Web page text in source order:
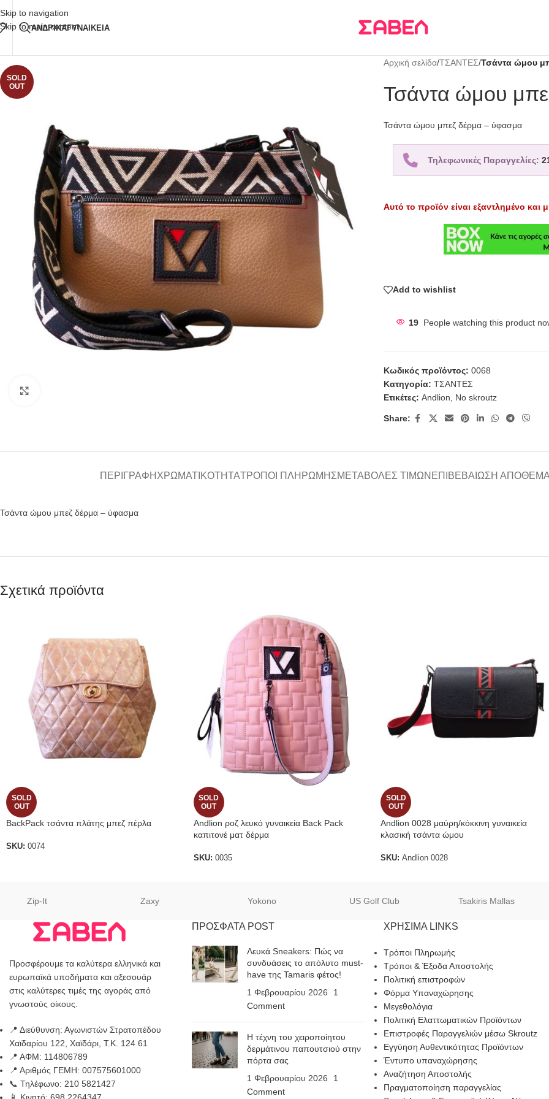
Skip to navigation
Skip to main content
Δωρεάν Μεταφορικά
ΑΝΔΡΙΚΑΓΥΝΑΙΚΕΙΑ
SOLD
OUT
Αρχική σελίδα/ΤΣΑΝΤΕΣ/Τσάντα ώμου
Τσάντα ώμου
Τσάντα ώμου μπεζ δέρμα – ύφασμα
Τηλεφωνικές Παραγγελίες:
Αυτό το προϊόν είναι εξαντλημένο και
Add to wishlist
19 People watching this product
Κωδικός προϊόντος: 0068
Κατηγορία: ΤΣΑΝΤΕΣ
Ετικέτες: Andlion No skroutz
Share:
ΠΕΡΙΓΡΑΦΉ ΧΡΩΜΑΤΙΚΌΤΗΤΑΤΡΌΠΟΙ ΠΛΗΡΩΜΉΣΜΕΤΑΒΟΛΈΣ ΤΙΜΏΝ ΕΠΙΒΕΒΑΊΩΣΗ
Τσάντα ώμου μπεζ δέρμα – ύφασμα
Σχετικά προϊόντα
SOLD
OUT
BackPack τσάντα πλάτης μπεζ πέρλα
SKU: 0074
SOLD
OUT
Andlion ροζ λευκό γυναικεία Back Pack
καπιτονέ ματ δέρμα
SKU: 0035
SOLD
OUT
Andlion 0028 μαύρη/κόκκινη γυναικεία
κλασική τσάντα ώμου
SKU: Andlion 0028
Zip-It Zaxy Yokono US Golf Club Tsakiris Mallas
Προσφέρουμε τα καλύτερα ελληνικά και
ευρωπαϊκά υποδήματα και αξεσουάρ
στις καλύτερες τιμές της αγοράς από
γνωστούς οίκους.
📍 Διεύθυνση: Αγωνιστών Στρατοπέδου
Χαϊδαρίου 122, Χαϊδάρι, Τ.Κ. 124 61
📍 ΑΦΜ: 114806789
📍 Αριθμός ΓΕΜΗ: 007575601000
📞 Τηλέφωνο: 210 5821427
ΠΡΟΣΦΑΤΑ POST
Λευκά Sneakers: Πώς να
συνδυάσεις το απόλυτο must-
have της Tamaris φέτος!
1 Φεβρουαρίου 2026
1
Comment
Η τέχνη του χειροποίητου
δερμάτινου παπουτσιού στην
πόρτα σας
1 Φεβρουαρίου 2026
1
Comment
ΧΡΗΣΙΜΑ LINKS
Τρόποι Πληρωμής
Τρόποι & Έξοδα Αποστολής
Πολιτική επιστροφών
Φόρμα Υπαναχώρησης
Μεγεθολόγια
Πολιτική Ελαττωματικών Προϊόντων
Επιστροφές Παραγγελιών μέσω Skroutz
Εγγύηση Αυθεντικότητας Προϊόντων
Έντυπο υπαναχώρησης
Αναζήτηση Αποστολής
Πραγματοποίηση παραγγελίας